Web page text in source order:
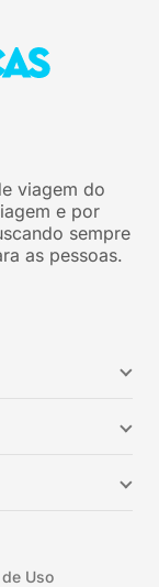
viagem do
e por
sempre
as pessoas.
Uso